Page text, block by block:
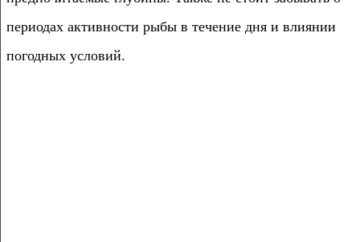
периодах активности рыбы в течение дня и влиянии
погодных условий.